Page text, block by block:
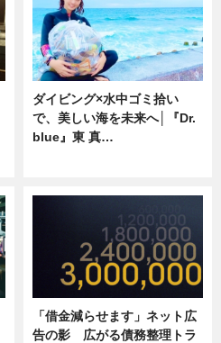
ダイビング×水中ゴミ拾い
で、美しい海を未来へ│『Dr.
blue』東 真…
「借金減らせます」ネット広
告の影 広がる債務整理トラ